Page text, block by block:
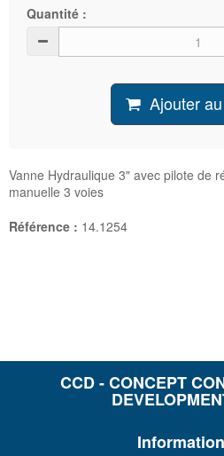
Quantité :
Ajouter
Vanne Hydraulique 3" avec pilote de
manuelle 3 voies
Référence : 14.1254
CCD - CONCEPT